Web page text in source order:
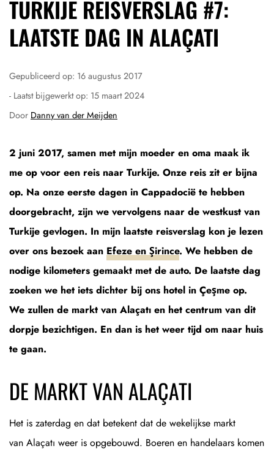
TURKIJE REISVERSLAG #7:
LAATSTE DAG IN ALAÇATI
Gepubliceerd op: 16 augustus 2017
- Laatst bijgewerkt op: 15 maart 2024
Door Danny van der Meijden
2 juni 2017, samen met mijn moeder en oma maak ik
me op voor een reis naar Turkije. Onze reis zit er bijna
op. Na onze eerste dagen in Cappadocië te hebben
doorgebracht, zijn we vervolgens naar de westkust van
Turkije gevlogen. In mijn laatste reisverslag kon je lezen
over ons bezoek aan Efeze en Şirince. We hebben de
nodige kilometers gemaakt met de auto. De laatste dag
zoeken we het iets dichter bij ons hotel in Çeşme op.
We zullen de markt van Alaçatı en het centrum van dit
dorpje bezichtigen. En dan is het weer tijd om naar huis
te gaan.
DE MARKT VAN ALAÇATI
Het is zaterdag en dat betekent dat de wekelijkse markt
van Alaçatı weer is opgebouwd. Boeren en handelaars komen